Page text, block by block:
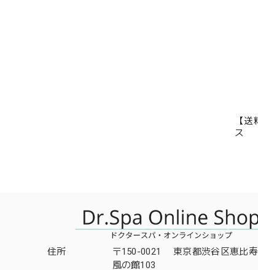
【
ス
住所
〒150-0021 東京都渋谷区恵比
風の館103